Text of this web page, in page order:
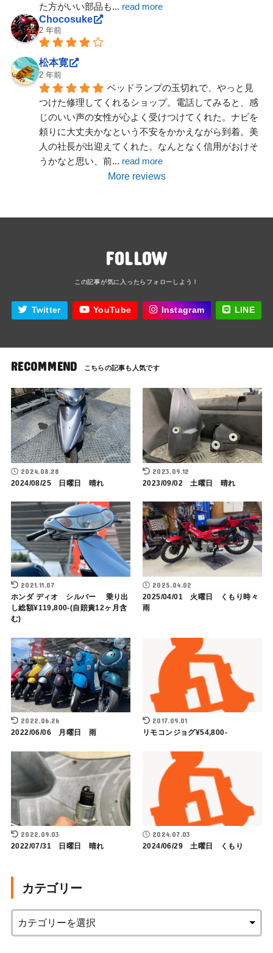
た方がいい部品も... read more
Chocosuke
2 年前
松本寛
2 年前
ベッドランプの玉切れで、やっと見
つけた修理してくれるショップ。電話してみると、感
じのいい声の女性が心よく受けつけてくれた。ナビを
頼りに大丈夫かなという不安をかかえながら到着。美
人の社長が出迎えてくれた。なんとなく信用がおけそ
うかなと思い、前... read more
More reviews
FOLLOW
Twitter YouTube Instagram LINE
RECOMMEND
2024.08.28
2024/08/25 日曜日 晴れ
2023.09.12
2023/09/02 土曜日 晴れ
2021.11.07
ホンダ ディオ シルバー 乗り出
し総額¥119,800-(自賠責12ヶ月含
む)
2025.04.02
2025/04/01 火曜日 くもり時々
雨
2022.06.26
2022/06/06 月曜日 雨
2017.09.01
リモコンジョグ¥54,800-
2022.09.03
2022/07/31 日曜日 晴れ
2024.07.03
2024/06/29 土曜日 くもり
カテゴリー